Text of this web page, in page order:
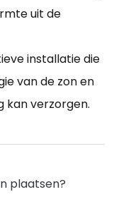
uit de
installatie die
van de zon en
kan verzorgen.
plaatsen?